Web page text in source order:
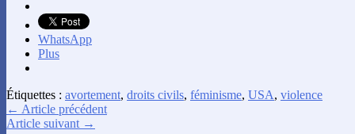
WhatsApp
Plus
Étiquettes : avortement, droits civils, féminisme, USA, violence
← Article précédent
Article suivant →